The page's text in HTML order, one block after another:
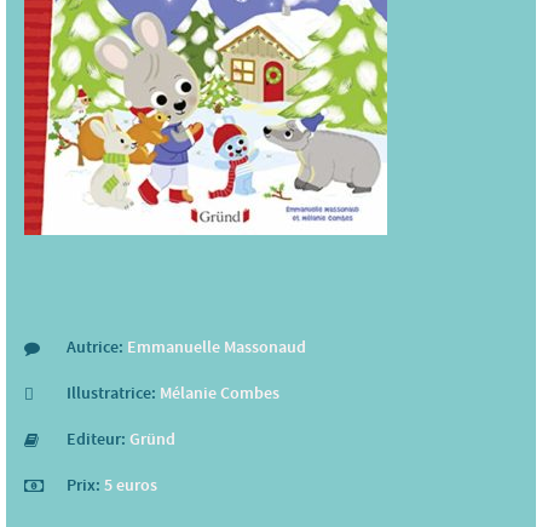
Autrice: Emmanuelle Massonaud
Illustratrice: Mélanie Combes
Editeur: Gründ
Prix: 5 euros